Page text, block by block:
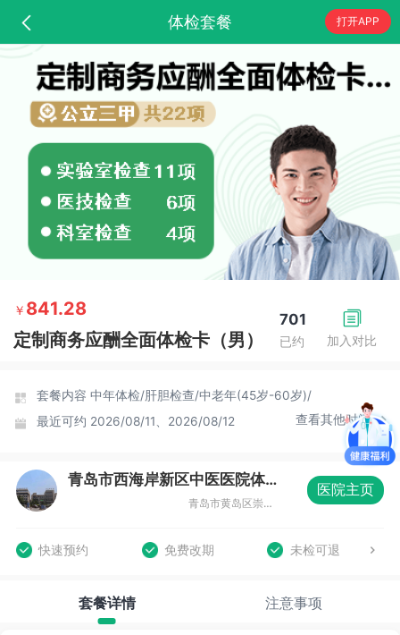
体检套餐 打开APP
加入对比
701
已约
￥ 841.28
定制商务应酬全面体检卡（男）
套餐内容 中年体检/肝胆检查/中老年(45岁-60岁)/
最近可约 2026/08/11、2026/08/12 查看其他时间
青岛市西海岸新区中医医院体检中心（青岛市黄岛区中医医院)
青岛市黄岛区崇明岛西路79号
医院主页
快速预约 免费改期 未检可退
套餐详情 注意事项